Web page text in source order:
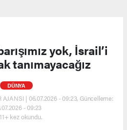
yok, İsrail’i
tanımayacağız
DÜNYA
| 06.07.2026 - 09:23, Güncelleme:
- 09:23
kez okundu.